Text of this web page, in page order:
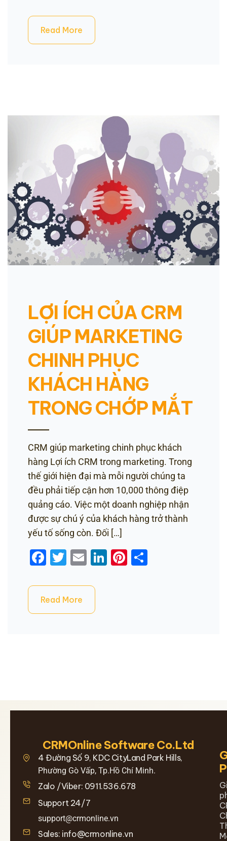
Read More
LỢI ÍCH CỦA CRM
GIÚP MARKETING
CHINH PHỤC
KHÁCH HÀNG
TRONG CHỚP MẮT
CRM giúp marketing chinh phục khách
hàng Lợi ích CRM trong marketing. Trong
thế giới hiện đại mà mỗi người chúng ta
đều phải tiếp cận hơn 10,000 thông điệp
quảng cáo. Việc một doanh nghiệp nhận
được sự chú ý của khách hàng trở thành
yếu tố sống còn. Đối […]
Facebook
Twitter
EmailLinkedIn
Pinterest
Read More
CRMOnline Software Co.Ltd
4 Đường Số 9, KDC CityLand Park Hills,
Phường Gò Vấp, Tp.Hồ Chí Minh.
Zalo /Viber: 0911.536.678
Support 24/7
support@crmonline.vn
Sales: info@crmonline.vn